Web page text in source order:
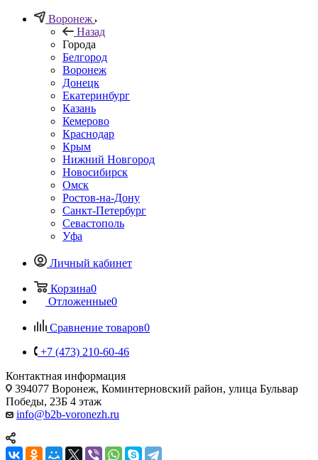
Воронеж
Назад
Города
Белгород
Воронеж
Донецк
Екатеринбург
Казань
Кемерово
Краснодар
Крым
Нижний Новгород
Новосибирск
Омск
Ростов-на-Дону
Санкт-Петербург
Севастополь
Уфа
Личный кабинет
Корзина0
Отложенные0
Сравнение товаров0
+7 (473) 210-60-46
Контактная информация
394077 Воронеж, Коминтерновский район, улица Бульвар
Победы, 23Б​ 4 этаж
info@b2b-voronezh.ru